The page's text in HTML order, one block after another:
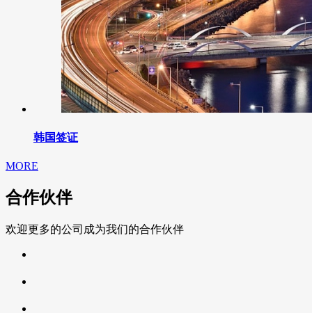
韩国签证
MORE
合作伙伴
欢迎更多的公司成为我们的合作伙伴